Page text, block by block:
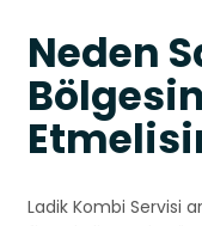
Neden
Ladik Kombi Servisi